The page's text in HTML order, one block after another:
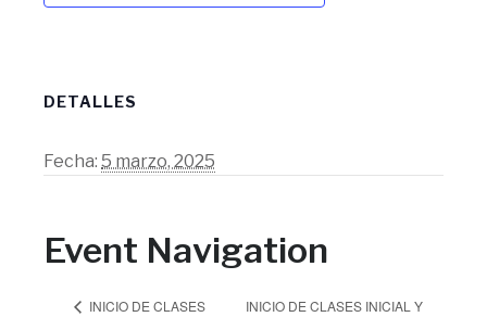
DETALLES
Fecha: 5 marzo, 2025
Event Navigation
INICIO DE CLASES
INICIO DE CLASES INICIAL Y